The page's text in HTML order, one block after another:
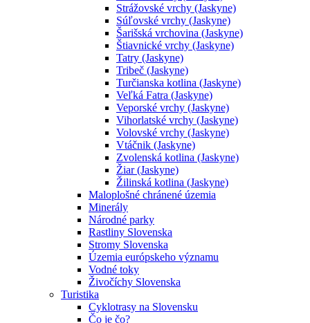
Strážovské vrchy (Jaskyne)
Súľovské vrchy (Jaskyne)
Šarišská vrchovina (Jaskyne)
Štiavnické vrchy (Jaskyne)
Tatry (Jaskyne)
Tribeč (Jaskyne)
Turčianska kotlina (Jaskyne)
Veľká Fatra (Jaskyne)
Veporské vrchy (Jaskyne)
Vihorlatské vrchy (Jaskyne)
Volovské vrchy (Jaskyne)
Vtáčnik (Jaskyne)
Zvolenská kotlina (Jaskyne)
Žiar (Jaskyne)
Žilinská kotlina (Jaskyne)
Maloplošné chránené územia
Minerály
Národné parky
Rastliny Slovenska
Stromy Slovenska
Územia európskeho významu
Vodné toky
Živočíchy Slovenska
Turistika
Cyklotrasy na Slovensku
Čo je čo?